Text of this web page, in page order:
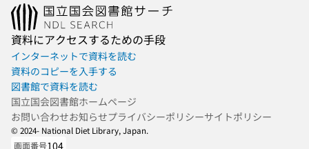
資料にアクセスするための手段
インターネットで資料を読む
資料のコピーを入手する
図書館で資料を読む
国立国会図書館ホームページ
お問い合わせお知らせプライバシーポリシーサイトポリシー
© 2024- National Diet Library, Japan.
画面番号104